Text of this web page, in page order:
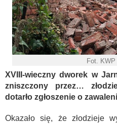
Fot.
XVIII-wieczny dworek w
zniszczony przez…
dotarło zgłoszenie o
Okazało się, że złodzieje